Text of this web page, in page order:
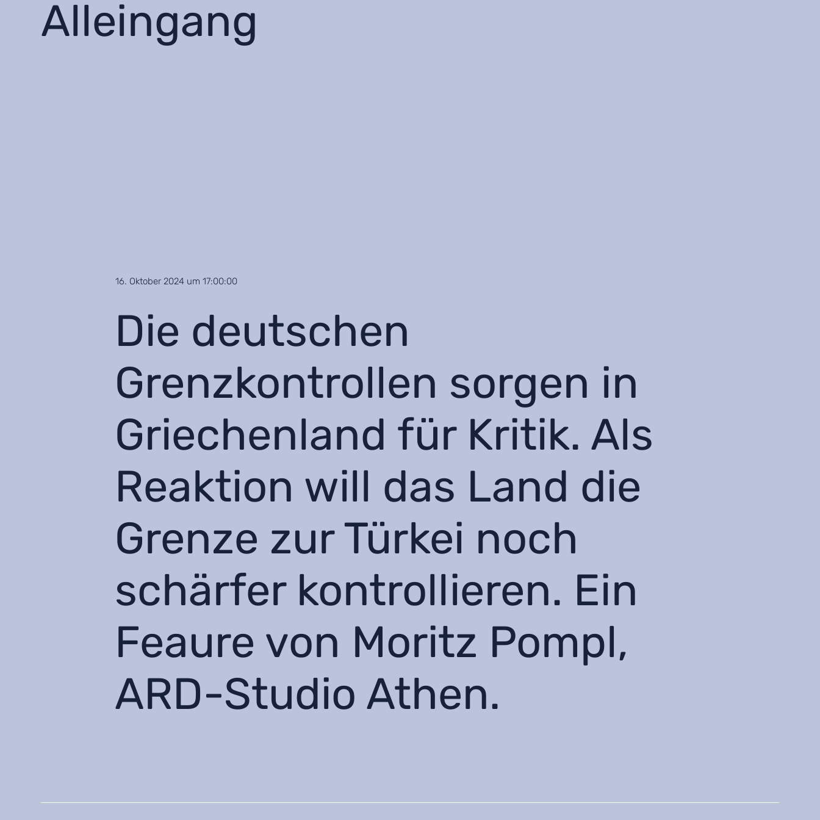
Alleingang
16. Oktober 2024 um 17:00:00
Die deutschen
Grenzkontrollen sorgen in
Griechenland für Kritik. Als
Reaktion will das Land die
Grenze zur Türkei noch
schärfer kontrollieren. Ein
Feaure von Moritz Pompl,
ARD-Studio Athen.